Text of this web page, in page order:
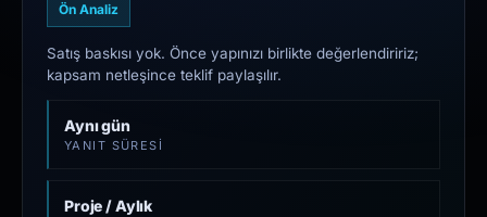
Ön Analiz
Satış baskısı yok. Önce yapınızı birlikte değerlendiririz;
kapsam netleşince teklif paylaşılır.
Aynı gün
YANIT SÜRESI
Proje / Aylık